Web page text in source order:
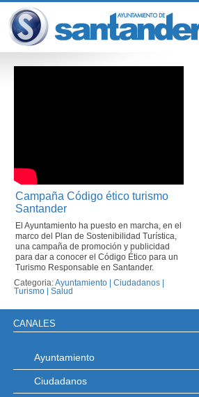
Campaña Código ético turismo
Santander
El Ayuntamiento ha puesto en marcha, en el
marco del Plan de Sostenibilidad Turística,
una campaña de promoción y publicidad
para dar a conocer el Código Ético para un
Turismo Responsable en Santander.
Categoria:Ayuntamiento Ciudadanos
Turismo
Salud
CANALES
Ayuntamiento
Ciudadanos